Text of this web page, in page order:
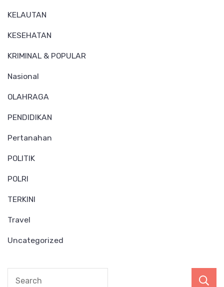
KELAUTAN
KESEHATAN
KRIMINAL & POPULAR
Nasional
OLAHRAGA
PENDIDIKAN
Pertanahan
POLITIK
POLRI
TERKINI
Travel
Uncategorized